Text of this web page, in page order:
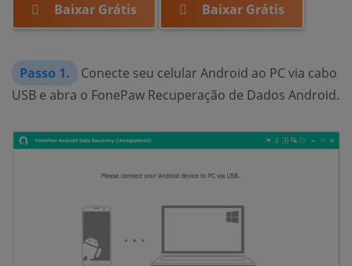
Baixar Grátis Baixar Grátis
Passo 1.
Conecte seu celular Android ao PC via cabo
USB e abra o FonePaw Recuperação de Dados Android.